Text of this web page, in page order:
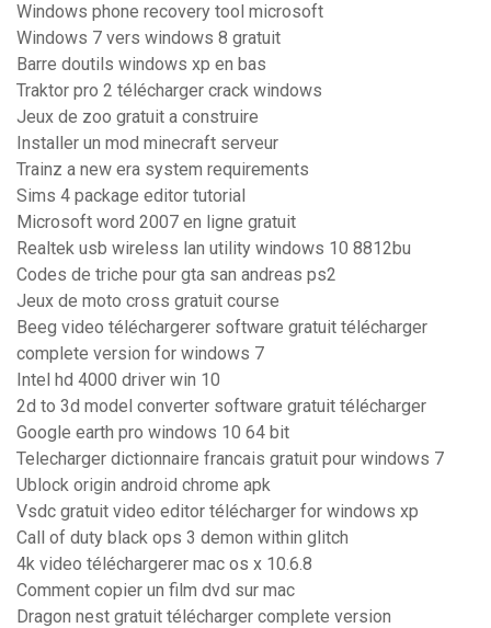
Windows phone recovery tool microsoft
Windows 7 vers windows 8 gratuit
Barre doutils windows xp en bas
Traktor pro 2 télécharger crack windows
Jeux de zoo gratuit a construire
Installer un mod minecraft serveur
Trainz a new era system requirements
Sims 4 package editor tutorial
Microsoft word 2007 en ligne gratuit
Realtek usb wireless lan utility windows 10 8812bu
Codes de triche pour gta san andreas ps2
Jeux de moto cross gratuit course
Beeg video téléchargerer software gratuit télécharger
complete version for windows 7
Intel hd 4000 driver win 10
2d to 3d model converter software gratuit télécharger
Google earth pro windows 10 64 bit
Telecharger dictionnaire francais gratuit pour windows 7
Ublock origin android chrome apk
Vsdc gratuit video editor télécharger for windows xp
Call of duty black ops 3 demon within glitch
4k video téléchargerer mac os x 10.6.8
Comment copier un film dvd sur mac
Dragon nest gratuit télécharger complete version